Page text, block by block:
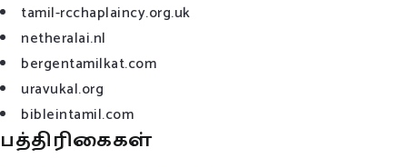
tamil-rcchaplaincy.org.uk
netheralai.nl
bergentamilkat.com
uravukal.org
bibleintamil.com
பத்திரிகைகள்